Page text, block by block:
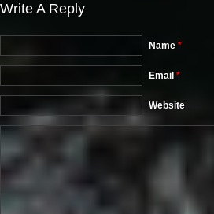
Write A Reply
Name *
Email *
Website